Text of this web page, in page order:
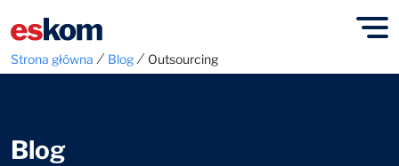
Strona główna ⁄ Blog⁄ Outsourcing
Blog